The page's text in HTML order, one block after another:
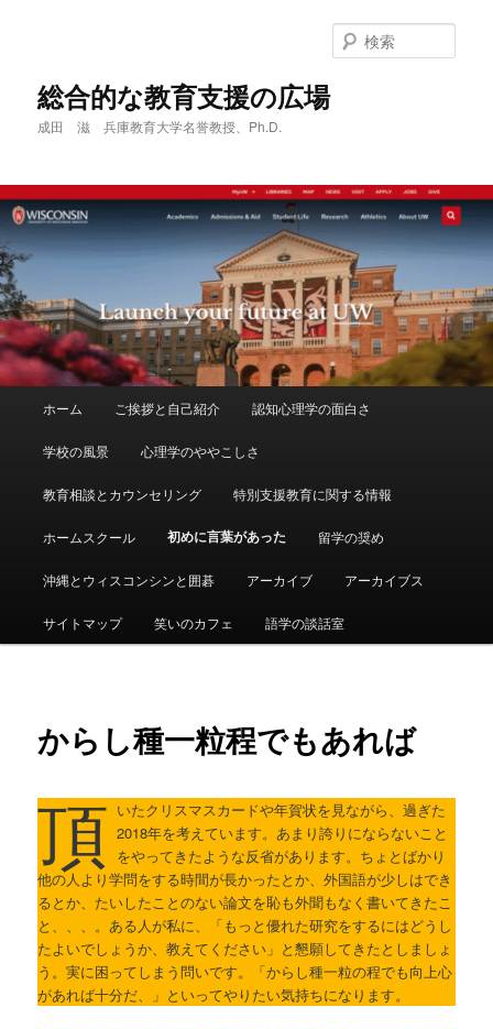
へ
移
動
総合的な教育支援の広場
成田 滋 兵庫教育大学名誉教授、Ph.D.
索
ホーム ご挨拶と自己紹介 認知心理学の面白さ
学校の風景 心理学のややこしさ
教育相談とカウンセリング 特別支援教育に関する情報
ホームスクール 初めに言葉があった 留学の奨め
沖縄とウィスコンシンと囲碁 アーカイブ アーカイブス
サイトマップ 笑いのカフェ 語学の談話室
からし種一粒程でもあれば
頂 いたクリスマスカードや年賀状を見ながら、過ぎた
2018年を考えています。あまり誇りにならないこと
をやってきたような反省があります。ちょとばかり
他の人より学問をする時間が長かったとか、外国語が少しはでき
るとか、たいしたことのない論文を恥も外聞もなく書いてきたこ
と、、、。ある人が私に、「もっと優れた研究をするにはどうし
たよいでしょうか、教えてください」と懇願してきたとしましょ
う。実に困ってしまう問いです。「からし種一粒の程でも向上心
があれば十分だ、」といってやりたい気持ちになります。